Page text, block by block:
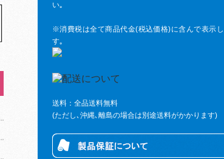
い｡
※消費税は全て商品代金(税込価格)に含んで表示し
す｡
送料：全品送料無料
(ただし､沖縄､離島の場合は別途送料がかかります)